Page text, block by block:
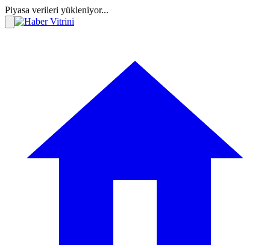
Piyasa verileri yükleniyor...